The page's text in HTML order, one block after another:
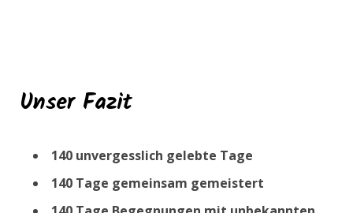
Unser Fazit
140 unvergesslich gelebte Tage
140 Tage gemeinsam gemeistert